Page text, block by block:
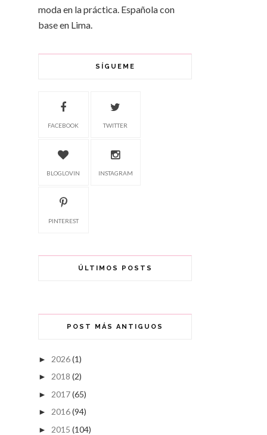
moda en la práctica. Española con
base en Lima.
SÍGUEME
FACEBOOK TWITTER
BLOGLOVIN INSTAGRAM
PINTEREST
ÚLTIMOS POSTS
POST MÁS ANTIGUOS
► 2026(1)
► 2018 (2)
► 2017(65)
► 2016(94)
► 2015 (104)